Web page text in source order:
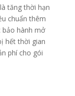
là tăng thời hạn
chuẩn thêm
bảo hành mở
hết thời gian
phí cho gói